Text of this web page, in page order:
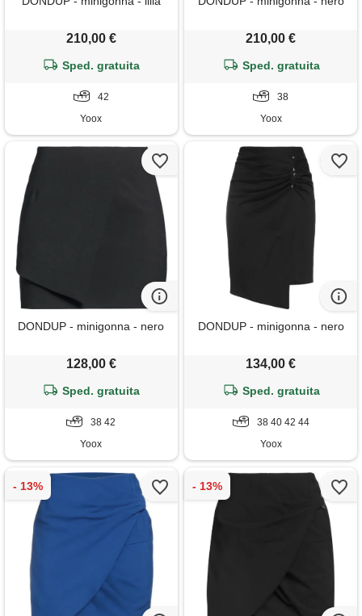
210,00 €
Sped. gratuita
42
Yoox
210,00 €
Sped. gratuita
38
Yoox
DONDUP - minigonna - nero
128,00 €
Sped. gratuita
38 42
Yoox
DONDUP - minigonna - nero
134,00 €
Sped. gratuita
38 40 42 44
Yoox